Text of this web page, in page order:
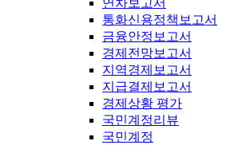
연차보고서
통화신용정책보고서
금융안정보고서
경제전망보고서
지역경제보고서
지급결제보고서
경제상황 평가
국민계정리뷰
국민계정